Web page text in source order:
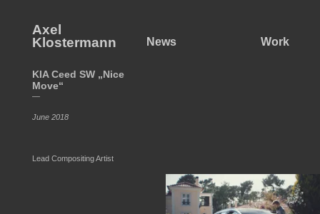
Axel
Klostermann
News Work
KIA Ceed SW „Nice
Move“
—
June 2018
Lead Compositing Artist